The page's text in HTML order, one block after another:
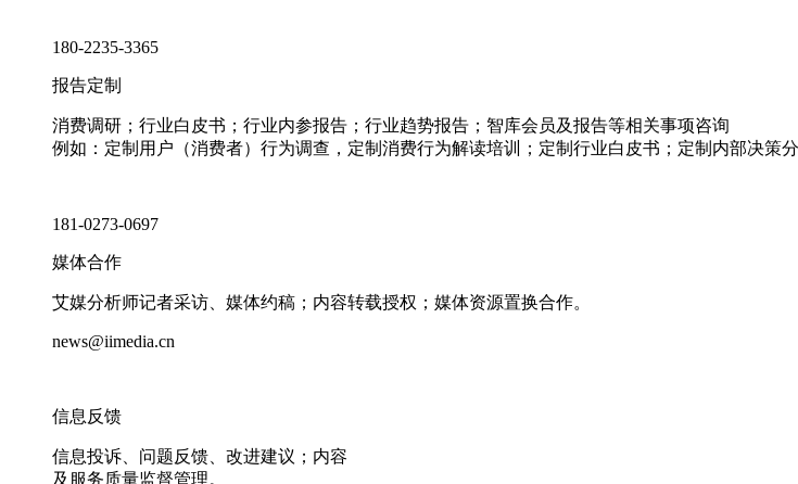
180-2235-3365
报告定制
消费调研；行业白皮书；行业内参报告；行业趋势报告；智库会员及报告等相关事项咨询
例如：定制用户（消费者）行为调查，定制消费行为解读培训；定制行业白皮书；定制内部决策分
181-0273-0697
媒体合作
艾媒分析师记者采访、媒体约稿；内容转载授权；媒体资源置换合作。
news@iimedia.cn
信息反馈
信息投诉、问题反馈、改进建议；内容
及服务质量监督管理。